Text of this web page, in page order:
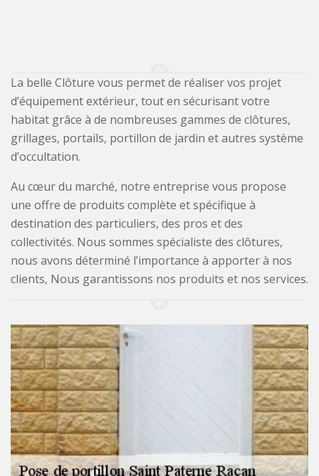
La belle Clôture vous permet de réaliser vos projet
d’équipement extérieur, tout en sécurisant votre
habitat grâce à de nombreuses gammes de clôtures,
grillages, portails, portillon de jardin et autres système
d’occultation.
Au cœur du marché, notre entreprise vous propose
une offre de produits complète et spécifique à
destination des particuliers, des pros et des
collectivités. Nous sommes spécialiste des clôtures,
nous avons déterminé l’importance à apporter à nos
clients, Nous garantissons nos produits et nos services.